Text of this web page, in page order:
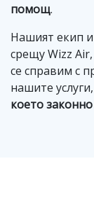
помощ.
Нашият екип
срещу Wizz
се справим с
нашите
което